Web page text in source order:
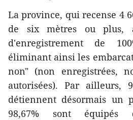
La province, qui recense 4
de six mètres ou plus,
d'enregistrement de
éliminant ainsi les
non" (non enregistrées,
autorisées). Par ailleurs,
détiennent désormais un
98,67% sont équipés